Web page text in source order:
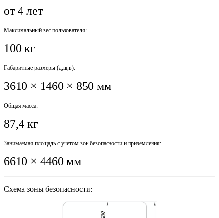
от 4 лет
Максимальный вес пользователя:
100 кг
Габаритные размеры (д,ш,в):
3610 × 1460 × 850 мм
Общая масса:
87,4 кг
Занимаемая площадь с учетом зон безопасности и приземления:
6610 × 4460 мм
Схема зоны безопасности: